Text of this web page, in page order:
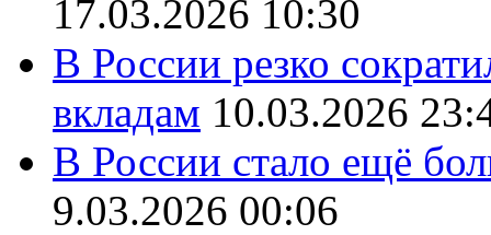
17.03.2026 10:30
В России резко
вкладам 10.03.2026
В России стало ещё
9.03.2026 00:06